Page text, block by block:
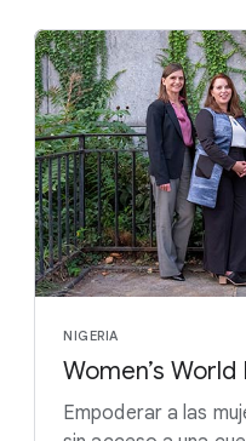
NIGERIA
Women’s World
Empoderar a las